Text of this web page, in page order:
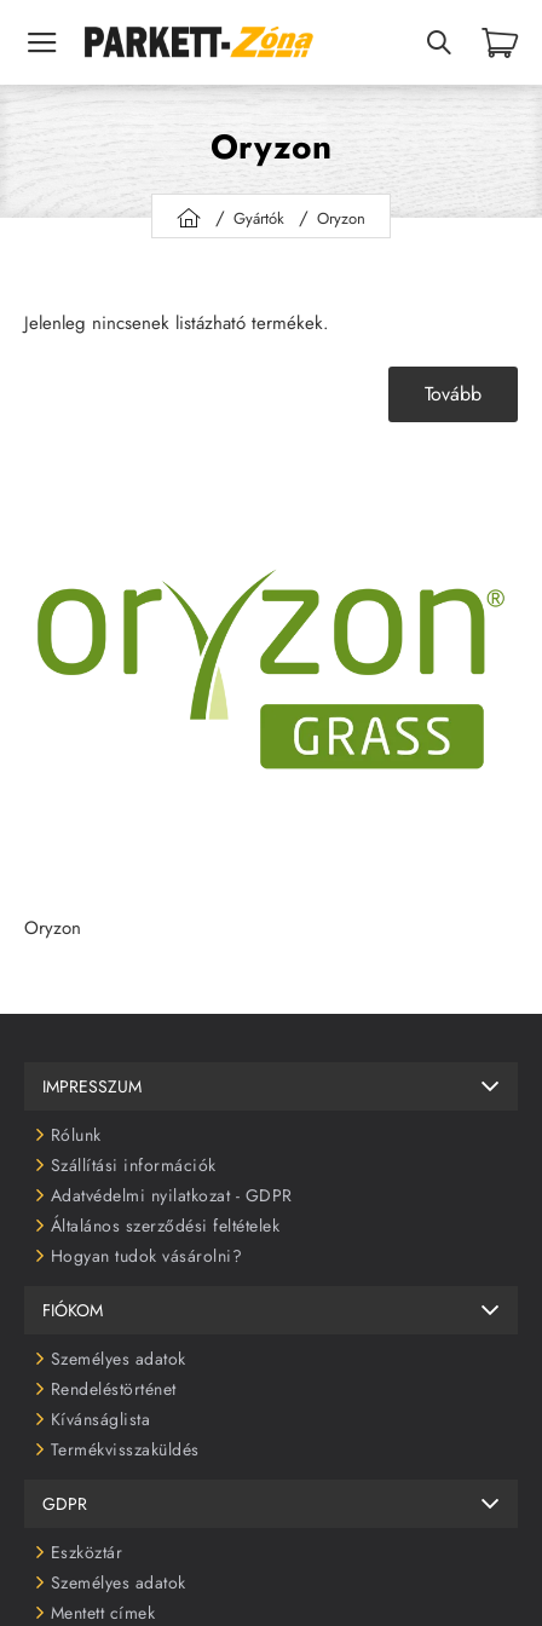
Oryzon
h
Gyártók Oryzon
Jelenleg nincsenek listázható termékek.
Tovább
Oryzon
IMPRESSZUM
Rólunk
Szállítási információk
Adatvédelmi nyilatkozat - GDPR
Általános szerződési feltételek
Hogyan tudok vásárolni?
FIÓKOM
Személyes adatok
Rendeléstörténet
Kívánságlista
Termékvisszaküldés
GDPR
Eszköztár
Személyes adatok
Mentett címek